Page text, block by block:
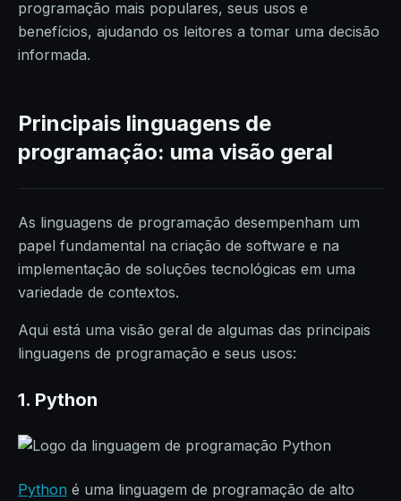
programação mais populares, seus usos e
benefícios, ajudando os leitores a tomar uma decisão
informada.
Principais linguagens de
programação: uma visão geral
As linguagens de programação desempenham um
papel fundamental na criação de software e na
implementação de soluções tecnológicas em uma
variedade de contextos.
Aqui está uma visão geral de algumas das principais
linguagens de programação e seus usos:
1. Python
Python é uma linguagem de programação de alto